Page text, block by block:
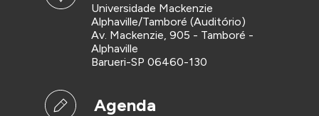
Universidade Mackenzie
Alphaville/Tamboré (Auditório)
Av. Mackenzie, 905 - Tamboré -
Alphaville
Barueri-SP 06460-130
Agenda